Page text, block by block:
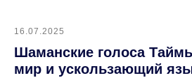
16.07.2025
Шаманские голоса
мир и ускользающий